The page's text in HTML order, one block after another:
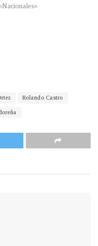
Rolando Castro